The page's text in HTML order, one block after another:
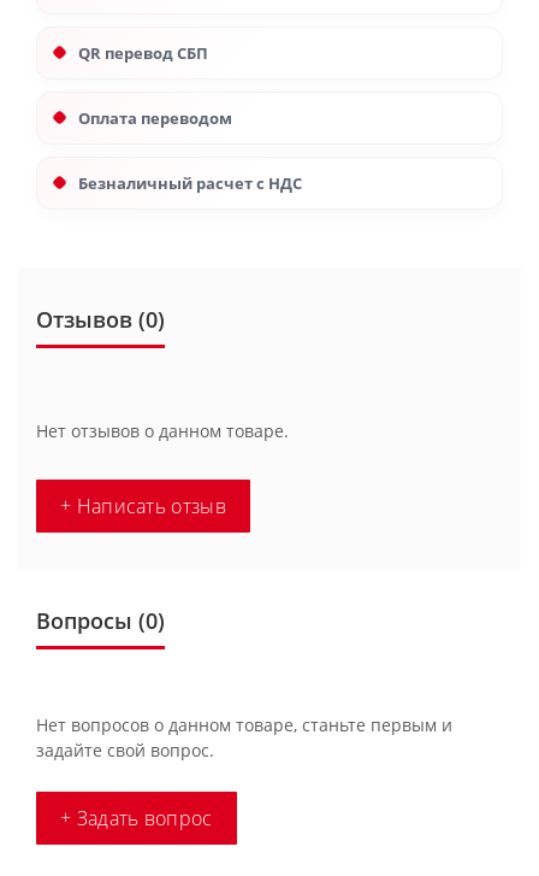
QR перевод СБП
Оплата переводом
Безналичный расчет с НДС
Отзывов (0)
Нет отзывов о данном товаре.
+ Написать отзыв
Вопросы (0)
Нет вопросов о данном товаре, станьте первым и
задайте свой вопрос.
+ Задать вопрос